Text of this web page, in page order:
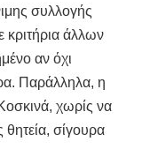
συλλογής
κριτήρια άλλων
αν όχι
Παράλληλα, η
χωρίς να
θητεία, σίγουρα